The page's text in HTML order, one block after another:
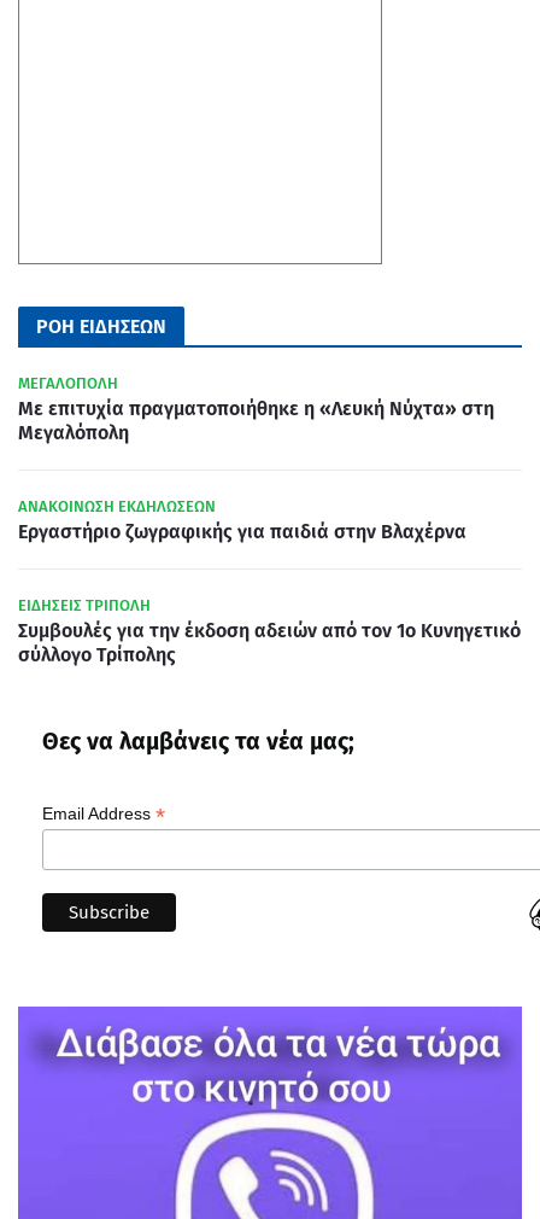
ΡΟΗ ΕΙΔΗΣΕΩΝ
ΜΕΓΑΛΟΠΟΛΗ
Με επιτυχία πραγματοποιήθηκε η «Λευκή Νύχτα» στη
Μεγαλόπολη
ΑΝΑΚΟΙΝΩΣΗ ΕΚΔΗΛΩΣΕΩΝ
Εργαστήριο ζωγραφικής για παιδιά στην Βλαχέρνα
ΕΙΔΗΣΕΙΣ ΤΡΙΠΟΛΗ
Συμβουλές για την έκδοση αδειών από τον 1ο Κυνηγετικό
σύλλογο Τρίπολης
Θες να λαμβάνεις τα νέα μας;
Email Address *